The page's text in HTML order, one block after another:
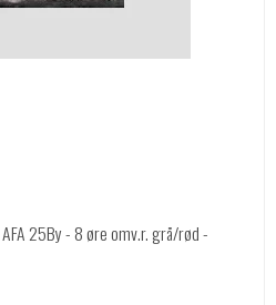
25By - 8 øre omv.r. grå/rød -